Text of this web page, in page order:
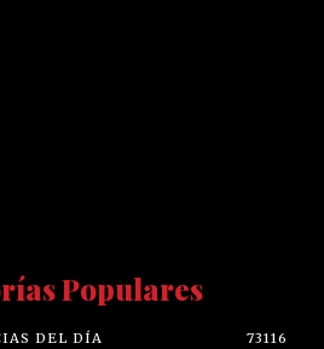
Populares
DEL DÍA
73116